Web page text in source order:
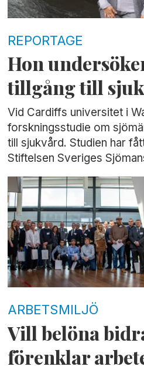
REPORTAGE
Hon
tillgång till
Vid Cardiffs universitet i
forskningsstudie om
till sjukvård. Studien har
Stiftelsen Sveriges
ARBETSMILJÖ
Vill belöna
förenklar